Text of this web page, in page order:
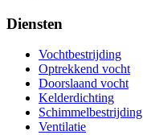
Diensten
Vochtbestrijding
Optrekkend vocht
Doorslaand vocht
Kelderdichting
Schimmelbestrijding
Ventilatie